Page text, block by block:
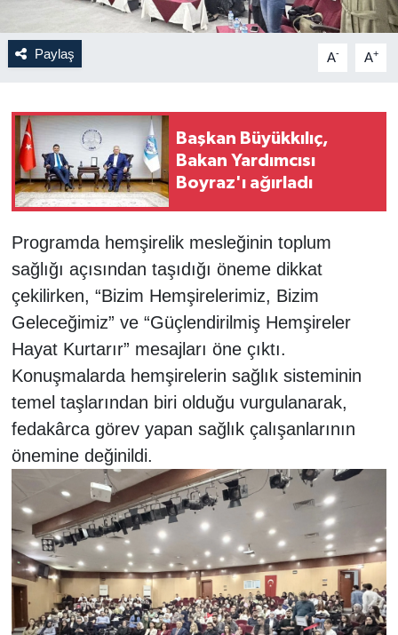
Paylaş A- A+
Başkan Büyükkılıç,
Bakan Yardımcısı
Boyraz'ı ağırladı
Programda hemşirelik mesleğinin toplum
sağlığı açısından taşıdığı öneme dikkat
çekilirken, “Bizim Hemşirelerimiz, Bizim
Geleceğimiz” ve “Güçlendirilmiş Hemşireler
Hayat Kurtarır” mesajları öne çıktı.
Konuşmalarda hemşirelerin sağlık sisteminin
temel taşlarından biri olduğu vurgulanarak,
fedakârca görev yapan sağlık çalışanlarının
önemine değinildi.